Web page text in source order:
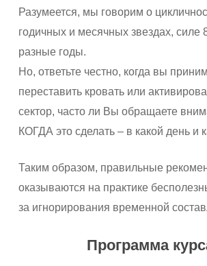
Разумеется, мы говорим о
годичных и месячных звездах, силе
разные годы.
Но, ответьте честно, когда вы
переставить кровать или
сектор, часто ли Вы обращаете
КОГДА это сделать – в какой день и
Таким образом, правильные
оказываются на практике
за игнорирования временной
Программа